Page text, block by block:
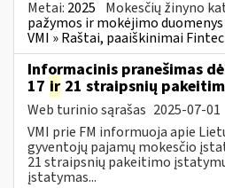
Metai: 2025 Mokesčių žinyno
pažymos ir mokėjimo
VMI » Raštai, paaiškinimai
Informacinis pranešimas
17 ir 21 straipsnių
Web turinio sąrašas 2025-07-01
VMI prie FM informuoja apie
gyventojų pajamų mokesčio
21 straipsnių pakeitimo
įstatymas...